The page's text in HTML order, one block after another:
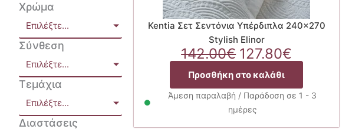
Χρώμα
Επιλέξτε...
Σύνθεση
Επιλέξτε...
Τεμάχια
Επιλέξτε...
Διαστάσεις
Kentia Σετ Σεντόνια Υπέρδιπλα 240×270
Stylish Elinor
142.00€ Original
price
was:
142.00€.
127.80€
είναι:
Προσθήκη στο καλάθι
Άμεση παραλαβή / Παράδοση σε 1 - 3
ημέρες